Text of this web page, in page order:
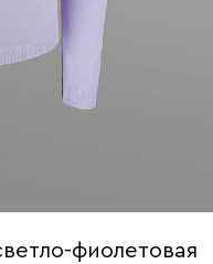
фиолетовая